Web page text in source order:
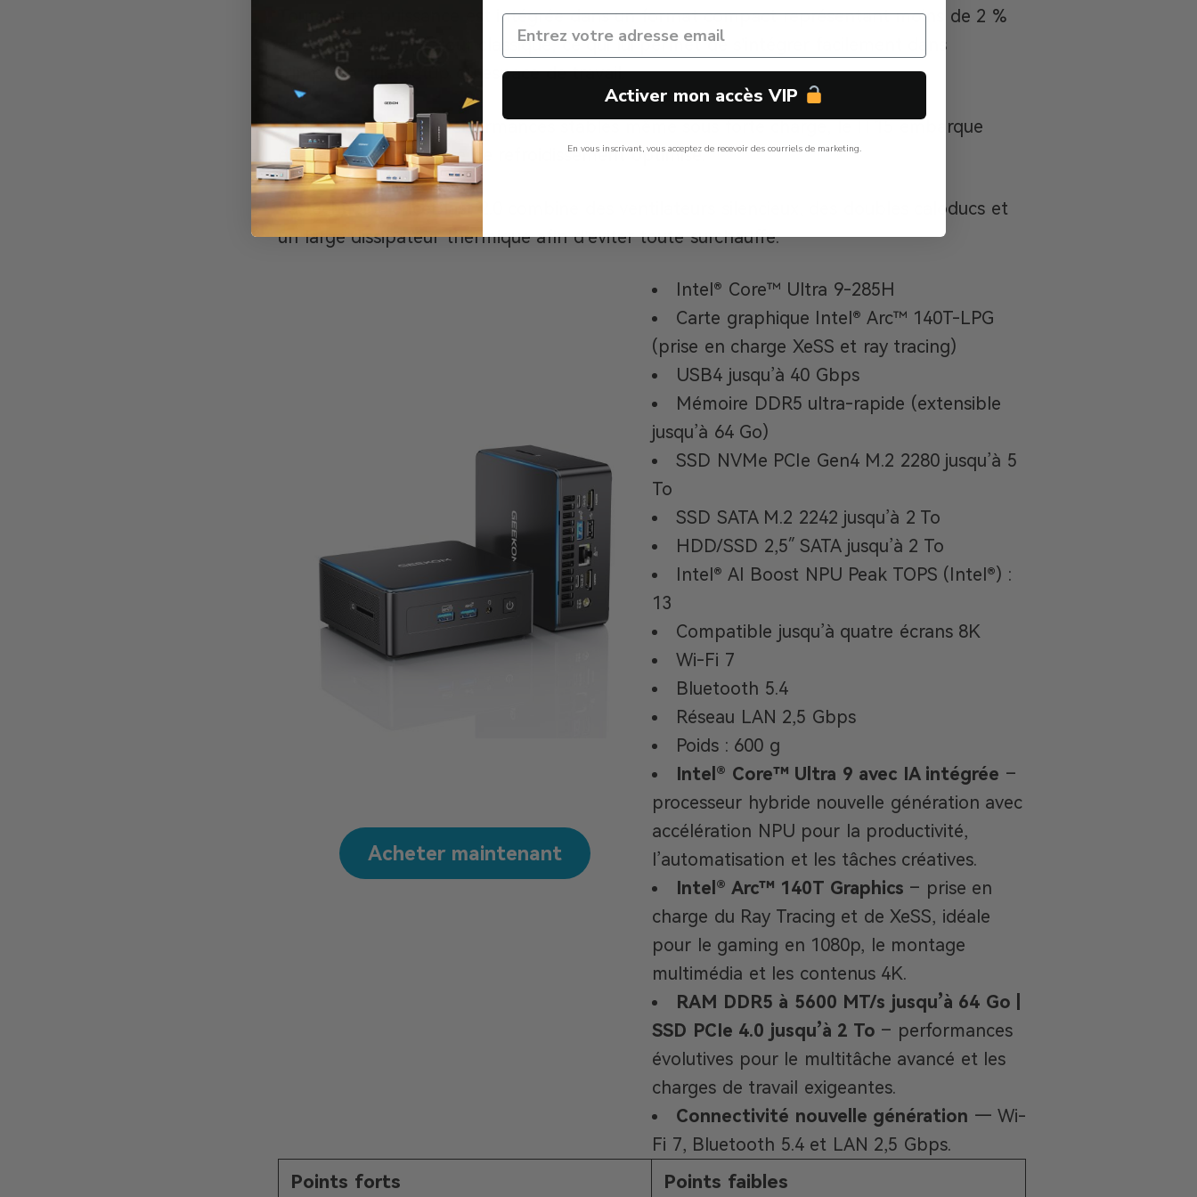
Toute cette puissance est intégrée dans un format compact représentant moins de 2 %
de la taille d’un PC tour classique, ce qui lui permet de s’intégrer facilement dans
n’importe quel setup ou espace de travail.
Pour maintenir des performances stables même sous forte charge, le IT15 embarque
également un système de refroidissement optimisé.
La technologie IceBlast 2.0 combine des ventilateurs silencieux, des doubles caloducs et
un large dissipateur thermique afin d’éviter toute surchauffe.
Acheter maintenant
Intel® Core™ Ultra 9-285H
Carte graphique Intel® Arc™ 140T-LPG
(prise en charge XeSS et ray tracing)
USB4 jusqu’à 40 Gbps
Mémoire DDR5 ultra-rapide (extensible
jusqu’à 64 Go)
SSD NVMe PCIe Gen4 M.2 2280 jusqu’à 5
To
SSD SATA M.2 2242 jusqu’à 2 To
HDD/SSD 2,5″ SATA jusqu’à 2 To
Intel® AI Boost NPU Peak TOPS (Intel®) :
13
Compatible jusqu’à quatre écrans 8K
Wi-Fi 7
Bluetooth 5.4
Réseau LAN 2,5 Gbps
Poids : 600 g
Intel® Core™ Ultra 9 avec IA intégrée –
processeur hybride nouvelle génération avec
accélération NPU pour la productivité,
l’automatisation et les tâches créatives.
Intel® Arc™ 140T Graphics – prise en
charge du Ray Tracing et de XeSS, idéale
pour le gaming en 1080p, le montage
multimédia et les contenus 4K.
RAM DDR5 à 5600 MT/s jusqu’à 64 Go |
SSD PCIe 4.0 jusqu’à 2 To – performances
évolutives pour le multitâche avancé et les
charges de travail exigeantes.
Connectivité nouvelle génération — Wi-
Fi 7, Bluetooth 5.4 et LAN 2,5 Gbps.
Points forts Points faibles
Activer mon accès VIP
En vous inscrivant, vous acceptez de recevoir des courriels de marketing.